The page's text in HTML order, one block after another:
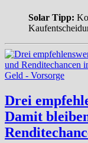
Solar Tipp:
Geld - Vorsorge
Drei
Damit